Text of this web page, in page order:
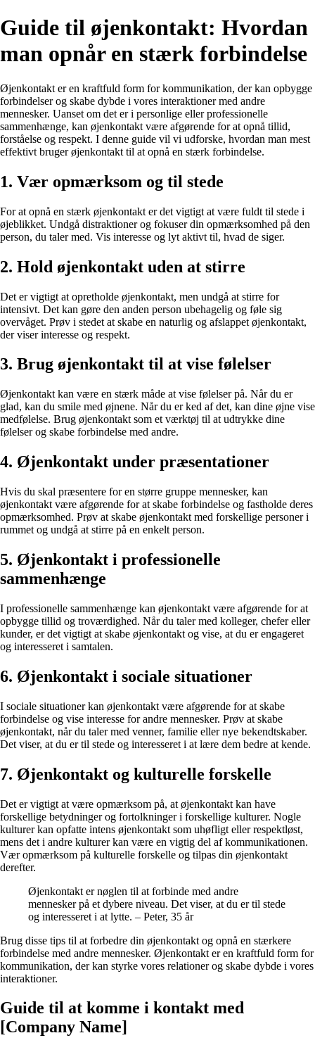
Guide til øjenkontakt: Hvordan
man opnår en stærk forbindelse
Øjenkontakt er en kraftfuld form for kommunikation, der kan opbygge
forbindelser og skabe dybde i vores interaktioner med andre
mennesker. Uanset om det er i personlige eller professionelle
sammenhænge, kan øjenkontakt være afgørende for at opnå tillid,
forståelse og respekt. I denne guide vil vi udforske, hvordan man mest
effektivt bruger øjenkontakt til at opnå en stærk forbindelse.
1. Vær opmærksom og til stede
For at opnå en stærk øjenkontakt er det vigtigt at være fuldt til stede i
øjeblikket. Undgå distraktioner og fokuser din opmærksomhed på den
person, du taler med. Vis interesse og lyt aktivt til, hvad de siger.
2. Hold øjenkontakt uden at stirre
Det er vigtigt at opretholde øjenkontakt, men undgå at stirre for
intensivt. Det kan gøre den anden person ubehagelig og føle sig
overvåget. Prøv i stedet at skabe en naturlig og afslappet øjenkontakt,
der viser interesse og respekt.
3. Brug øjenkontakt til at vise følelser
Øjenkontakt kan være en stærk måde at vise følelser på. Når du er
glad, kan du smile med øjnene. Når du er ked af det, kan dine øjne vise
medfølelse. Brug øjenkontakt som et værktøj til at udtrykke dine
følelser og skabe forbindelse med andre.
4. Øjenkontakt under præsentationer
Hvis du skal præsentere for en større gruppe mennesker, kan
øjenkontakt være afgørende for at skabe forbindelse og fastholde deres
opmærksomhed. Prøv at skabe øjenkontakt med forskellige personer i
rummet og undgå at stirre på en enkelt person.
5. Øjenkontakt i professionelle
sammenhænge
I professionelle sammenhænge kan øjenkontakt være afgørende for at
opbygge tillid og troværdighed. Når du taler med kolleger, chefer eller
kunder, er det vigtigt at skabe øjenkontakt og vise, at du er engageret
og interesseret i samtalen.
6. Øjenkontakt i sociale situationer
I sociale situationer kan øjenkontakt være afgørende for at skabe
forbindelse og vise interesse for andre mennesker. Prøv at skabe
øjenkontakt, når du taler med venner, familie eller nye bekendtskaber.
Det viser, at du er til stede og interesseret i at lære dem bedre at kende.
7. Øjenkontakt og kulturelle forskelle
Det er vigtigt at være opmærksom på, at øjenkontakt kan have
forskellige betydninger og fortolkninger i forskellige kulturer. Nogle
kulturer kan opfatte intens øjenkontakt som uhøfligt eller respektløst,
mens det i andre kulturer kan være en vigtig del af kommunikationen.
Vær opmærksom på kulturelle forskelle og tilpas din øjenkontakt
derefter.
Øjenkontakt er nøglen til at forbinde med andre
mennesker på et dybere niveau. Det viser, at du er til stede
og interesseret i at lytte. – Peter, 35 år
Brug disse tips til at forbedre din øjenkontakt og opnå en stærkere
forbindelse med andre mennesker. Øjenkontakt er en kraftfuld form for
kommunikation, der kan styrke vores relationer og skabe dybde i vores
interaktioner.
Guide til at komme i kontakt med
[Company Name]